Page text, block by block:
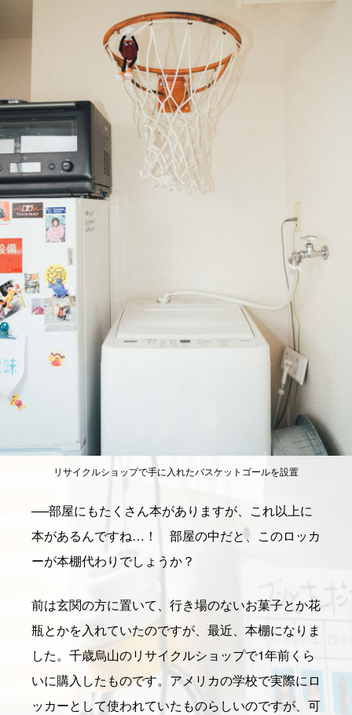
リサイクルショップで手に入れたバスケットゴールを設置
──部屋にもたくさん本がありますが、これ以上に
本があるんですね…！ 部屋の中だと、このロッカ
ーが本棚代わりでしょうか？
前は玄関の方に置いて、行き場のないお菓子とか花
瓶とかを入れていたのですが、最近、本棚になりま
した。千歳烏山のリサイクルショップで1年前くら
いに購入したものです。アメリカの学校で実際にロ
ッカーとして使われていたものらしいのですが、可